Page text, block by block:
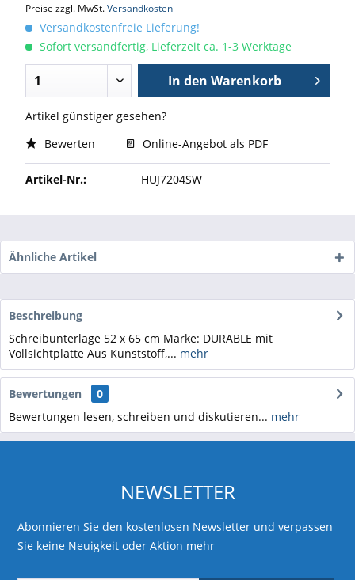
Preise zzgl. MwSt.Versandkosten
Versandkostenfreie Lieferung!
Sofort versandfertig, Lieferzeit ca. 1-3 Werktage
In den Warenkorb
Artikel günstiger gesehen?
Bewerten
Online-Angebot als PDF
Artikel-Nr.: HUJ7204SW
Ähnliche Artikel
Beschreibung
Schreibunterlage 52 x 65 cm Marke: DURABLE mit
Vollsichtplatte Aus Kunststoff,... mehr
Bewertungen
0
Bewertungen lesen, schreiben und diskutieren... mehr
NEWSLETTER
Abonnieren Sie den kostenlosen Newsletter und verpassen
Sie keine Neuigkeit oder Aktion mehr